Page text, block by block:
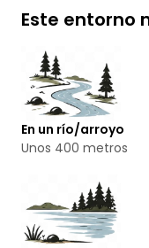
Este entorno
En un río/arroyo
Unos 400 metros